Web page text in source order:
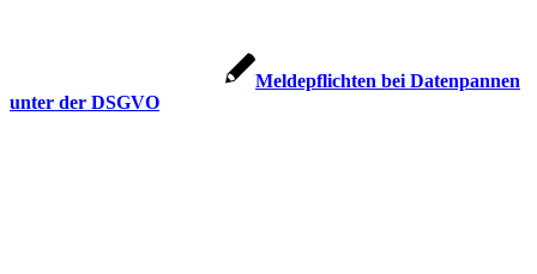
Meldepflichten bei Datenpannen
unter der DSGVO